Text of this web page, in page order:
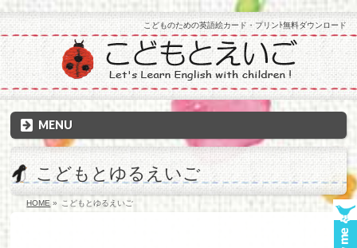
こどものための英語絵カード・プリンﾄ無料ダウンロード
MENU
こどもとゆるえいご
HOME » こどもとゆるえいご